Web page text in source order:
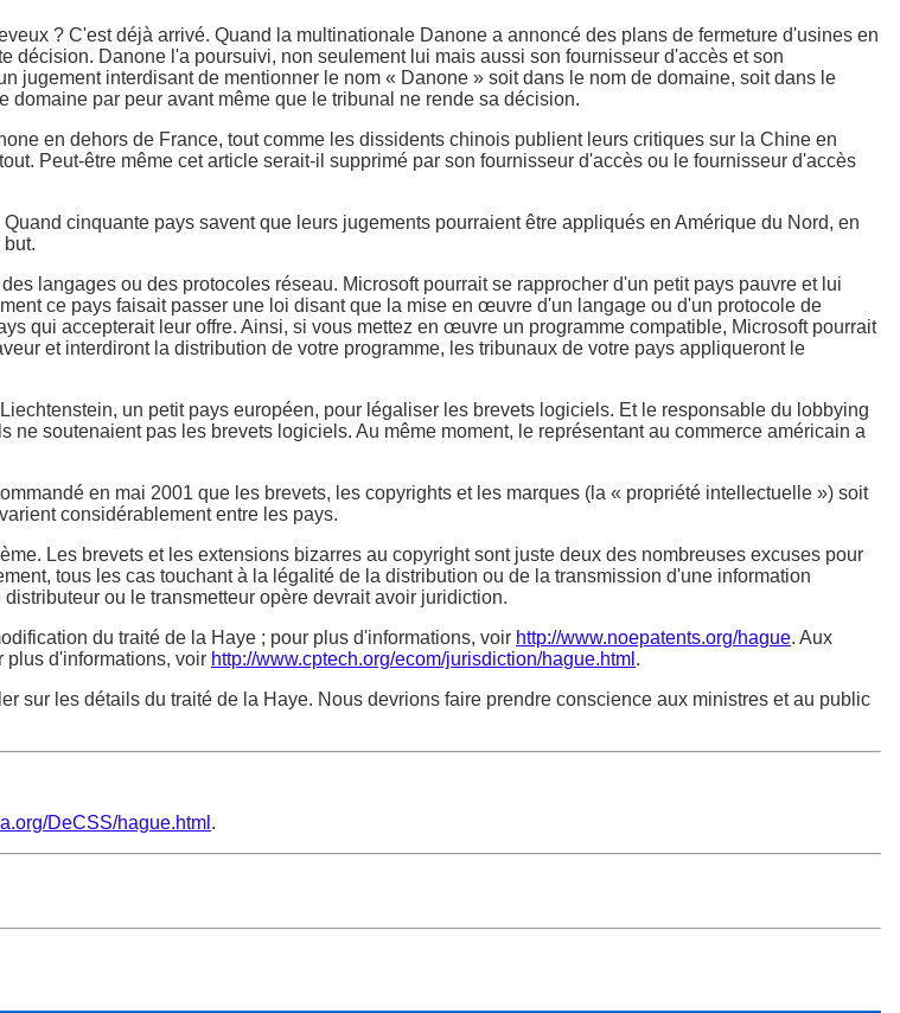
? C'est déjà arrivé. Quand la multinationale Danone a annoncé des plans de fermeture d'usines en
décision. Danone l'a poursuivi, non seulement lui mais aussi son fournisseur d'accès et son
jugement interdisant de mentionner le nom « Danone » soit dans le nom de domaine, soit dans le
par peur avant même que le tribunal ne rende sa décision.
en dehors de France, tout comme les dissidents chinois publient leurs critiques sur la Chine en
Peut-être même cet article serait-il supprimé par son fournisseur d'accès ou le fournisseur d'accès
cinquante pays savent que leurs jugements pourraient être appliqués en Amérique du Nord, en
langages ou des protocoles réseau. Microsoft pourrait se rapprocher d'un petit pays pauvre et lui
ce pays faisait passer une loi disant que la mise en œuvre d'un langage ou d'un protocole de
qui accepterait leur offre. Ainsi, si vous mettez en œuvre un programme compatible, Microsoft pourrait
et interdiront la distribution de votre programme, les tribunaux de votre pays appliqueront le
un petit pays européen, pour légaliser les brevets logiciels. Et le responsable du lobbying
soutenaient pas les brevets logiciels. Au même moment, le représentant au commerce américain a
en mai 2001 que les brevets, les copyrights et les marques (la « propriété intellectuelle ») soit
considérablement entre les pays.
Les brevets et les extensions bizarres au copyright sont juste deux des nombreuses excuses pour
tous les cas touchant à la légalité de la distribution ou de la transmission d'une information
ou le transmetteur opère devrait avoir juridiction.
du traité de la Haye ; pour plus d'informations, voir http://www.noepatents.org/hague. Aux
plus d'informations, voir http://www.cptech.org/ecom/jurisdiction/hague.html .
sur les détails du traité de la Haye. Nous devrions faire prendre conscience aux ministres et au public
DeCSS/hague.html .